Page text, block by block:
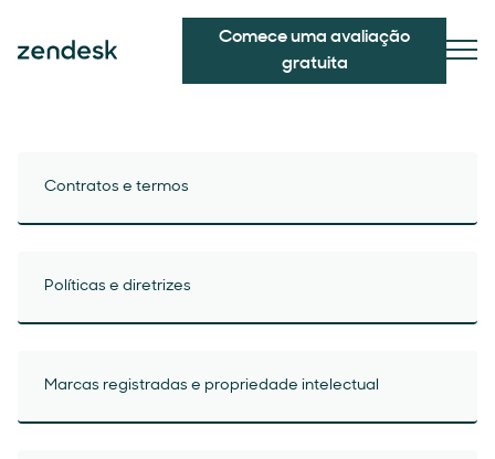
Comece uma avaliação
gratuita
Contratos e termos
Políticas e diretrizes
Marcas registradas e propriedade intelectual